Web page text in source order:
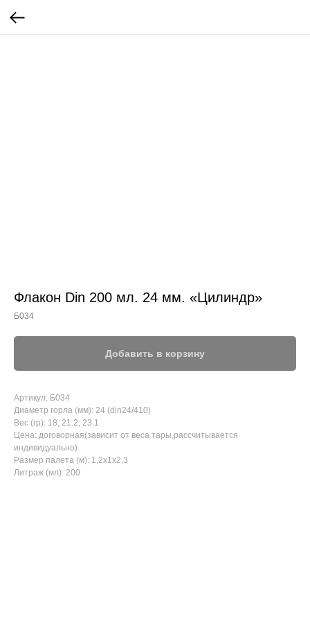
Флакон Din 200 мл. 24 мм. «Цилиндр»
Б034
Добавить в корзину
Артикул: Б034
Диаметр горла (мм): 24 (din24/410)
Вес (гр): 18, 21.2, 23.1
Цена: договорная(зависит от веса тары,рассчитывается
индивидуально)
Размер палета (м): 1,2x1x2,3
Литраж (мл): 200